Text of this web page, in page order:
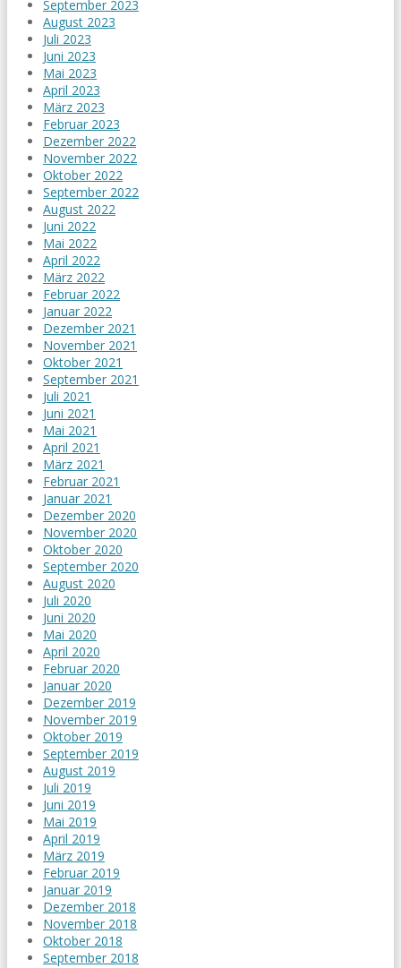
September 2023
August 2023
Juli 2023
Juni 2023
Mai 2023
April 2023
März 2023
Februar 2023
Dezember 2022
November 2022
Oktober 2022
September 2022
August 2022
Juni 2022
Mai 2022
April 2022
März 2022
Februar 2022
Januar 2022
Dezember 2021
November 2021
Oktober 2021
September 2021
Juli 2021
Juni 2021
Mai 2021
April 2021
März 2021
Februar 2021
Januar 2021
Dezember 2020
November 2020
Oktober 2020
September 2020
August 2020
Juli 2020
Juni 2020
Mai 2020
April 2020
Februar 2020
Januar 2020
Dezember 2019
November 2019
Oktober 2019
September 2019
August 2019
Juli 2019
Juni 2019
Mai 2019
April 2019
März 2019
Februar 2019
Januar 2019
Dezember 2018
November 2018
Oktober 2018
September 2018